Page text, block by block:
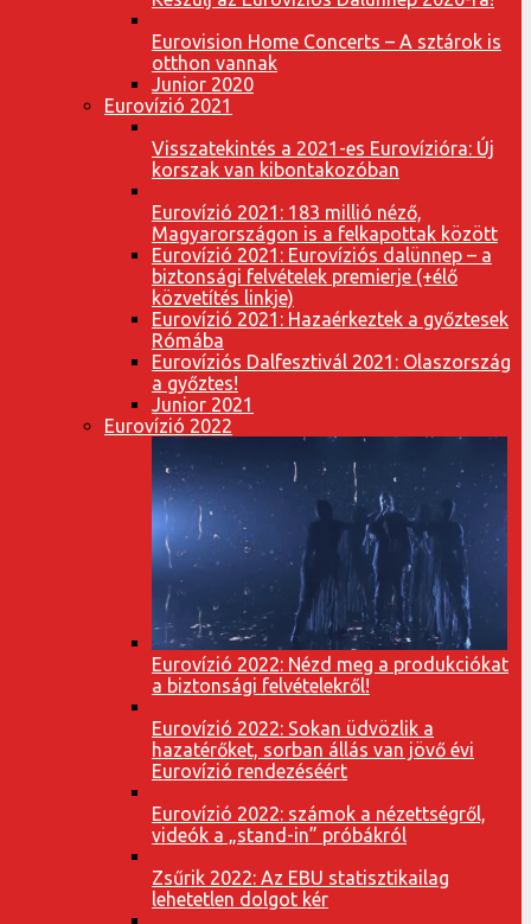
Eurovision Home Concerts – A sztárok is
otthon vannak
Junior 2020
Eurovízió 2021
Visszatekintés a 2021-es Eurovízióra: Új
korszak van kibontakozóban
Eurovízió 2021: 183 millió néző,
Magyarországon is a felkapottak között
Eurovízió 2021: Eurovíziós dalünnep – a
biztonsági felvételek premierje (+élő
közvetítés linkje)
Eurovízió 2021: Hazaérkeztek a győztesek
Rómába
Eurovíziós Dalfesztivál 2021: Olaszország
a győztes!
Junior 2021
Eurovízió 2022
Eurovízió 2022: Nézd meg a produkciókat
a biztonsági felvételekről!
Eurovízió 2022: Sokan üdvözlik a
hazatérőket, sorban állás van jövő évi
Eurovízió rendezéséért
Eurovízió 2022: számok a nézettségről,
videók a „stand-in” próbákról
Zsűrik 2022: Az EBU statisztikailag
lehetetlen dolgot kér